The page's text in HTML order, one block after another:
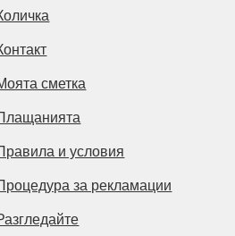
сметка
и условия
за рекламации